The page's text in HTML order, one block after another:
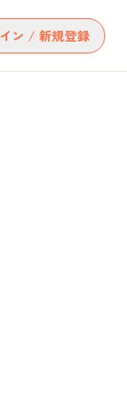
ン / 新規登録